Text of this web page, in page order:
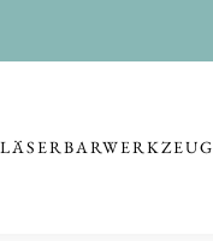
BARWERKZEUG